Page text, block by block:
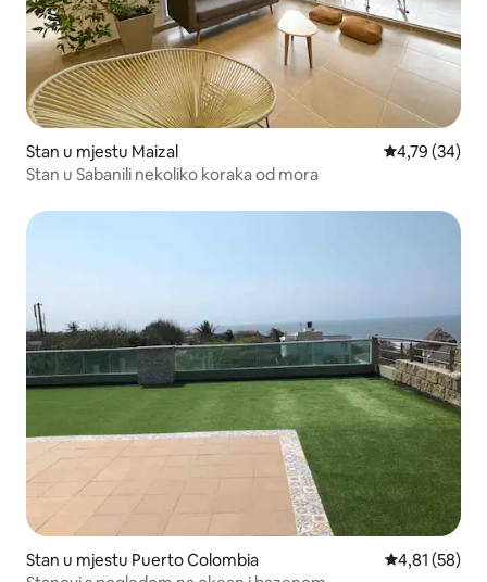
Stan u mjestu Maizal prosječna
4,79 (34)
Stan u Sabanili nekoliko koraka od mora
Stan u mjestu Puerto Colombia prosječna
4,81 (58)